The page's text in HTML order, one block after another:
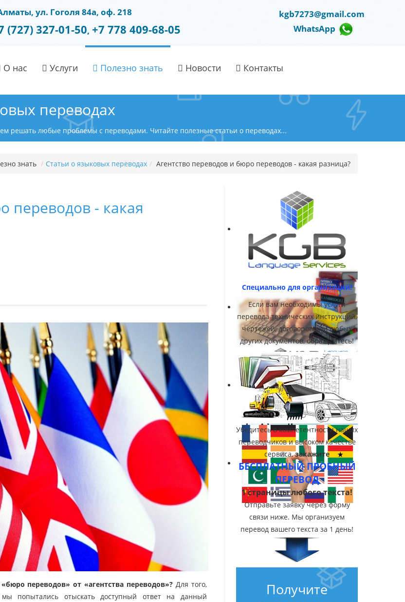
ул. Гоголя 84а, оф. 218
(727) 327-01-50, +7 778 409-68-05
kgb7273@gmail.com
WhatsApp
О нас Услуги Полезно знать Новости Контакты
переводах
решать любые проблемы с переводами. Читайте полезные статьи о переводах...
знать / Статьи о языковых переводах / Агентство переводов и бюро переводов - какая разница?
переводов - какая
переводов» от «агентства переводов»? Для того,
попытались отыскать доступный ответ на данный
Специально для организаций!
Если вам необходимы услуги
перевода технических инструкций,
чертежей, договоров или любых
других документов, обращайтесь!
Убедитесь в компетентности наших
переводчиков и высоком качестве
сервиса,закажите
БЕСПЛАТНЫЙ ПРОБНЫЙ
ПЕРЕВОД
1 страницы любого текста!
Отправьте заявку через форму
связи ниже. Мы организуем
перевод вашего текста за 1 день!
Получите